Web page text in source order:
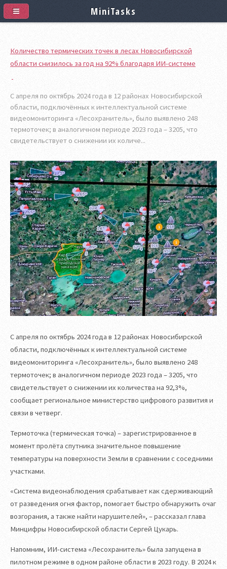
Количество термических точек в лесах Новосибирской
области снизилось за год на 92% благодаря ИИ-системе
С апреля по октябрь 2024 года в 12 районах Новосибирской
области, подключённых к интеллектуальной системе
видеомониторинга «Лесохранитель», было выявлено 248
термоточек; в аналогичном периоде 2023 года – 3205, что
свидетельствует о снижении их количе...
С апреля по октябрь 2024 года в 12 районах Новосибирской
области, подключённых к интеллектуальной системе
видеомониторинга «Лесохранитель», было выявлено 248
термоточек; в аналогичном периоде 2023 года – 3205, что
свидетельствует о снижении их количества на 92,3%,
сообщает региональное министерство цифрового развития и
связи в четверг.
Термоточка (термическая точка) – зарегистрированное в
момент пролёта спутника значительное повышение
температуры на поверхности Земли в сравнении с соседними
участками.
«Система видеонаблюдения срабатывает как сдерживающий
от разведения огня фактор, помогает быстро обнаружить очаг
возгорания, а также найти нарушителей», – рассказал глава
Минцифры Новосибирской области Сергей Цукарь.
Напомним, ИИ-система «Лесохранитель» была запущена в
пилотном режиме в одном районе области в 2023 году. В 2024 к
MiniTasks